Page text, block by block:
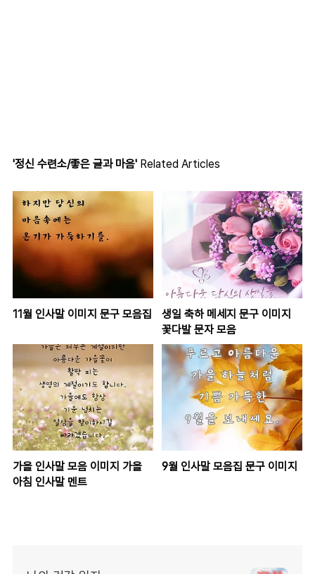
'정신 수련소/좋은 글과 마음' Related Articles
11월 인사말 이미지 문구 모음집
생일 축하 메세지 문구 이미지
꽃다발 문자 모음
가을 인사말 모음 이미지 가을
아침 인사말 멘트
9월 인사말 모음집 문구 이미지